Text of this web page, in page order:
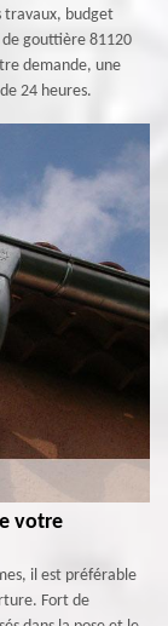
travaux, budget
gouttière 81120
demande, une
24 heures.
votre
il est préférable
Fort de